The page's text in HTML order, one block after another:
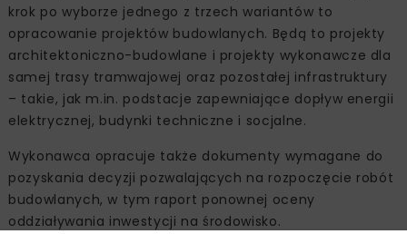
krok po wyborze jednego z trzech wariantów to
opracowanie projektów budowlanych. Będą to projekty
architektoniczno-budowlane i projekty wykonawcze dla
samej trasy tramwajowej oraz pozostałej infrastruktury
– takie, jak m.in. podstacje zapewniające dopływ energii
elektrycznej, budynki techniczne i socjalne.
Wykonawca opracuje także dokumenty wymagane do
pozyskania decyzji pozwalających na rozpoczęcie robót
budowlanych, w tym raport ponownej oceny
oddziaływania inwestycji na środowisko.